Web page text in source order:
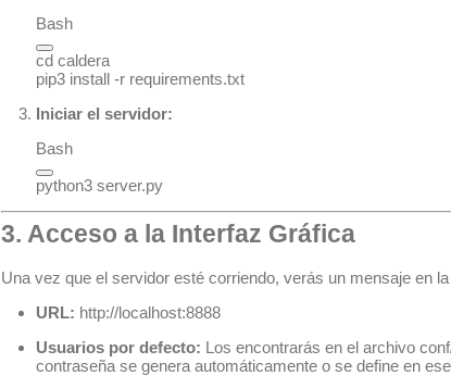
Bash
cd caldera
Iniciar el servidor:
Bash
3. Acceso a la Interfaz Gráfica
Una vez que el servidor esté corriendo, verás un mensaje en
URL: http://localhost:8888
Usuarios por defecto: Los encontrarás en el archivo
contraseña se genera automáticamente o se define en